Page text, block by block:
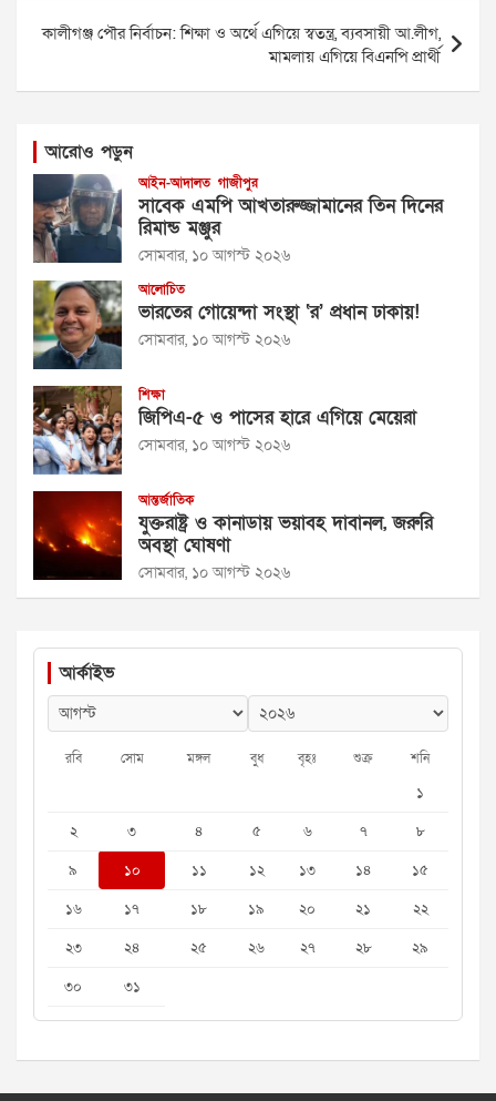
কালীগঞ্জ পৌর নির্বাচন: শিক্ষা ও অর্থে এগিয়ে স্বতন্ত্র, ব্যবসায়ী আ.লীগ,
মামলায় এগিয়ে বিএনপি প্রার্থী
আরোও পড়ুন
আইন-আদালত গাজীপুর
সাবেক এমপি আখতারুজ্জামানের তিন দিনের
রিমান্ড মঞ্জুর
সোমবার, ১০ আগস্ট ২০২৬
আলোচিত
ভারতের গোয়েন্দা সংস্থা ‘র’ প্রধান ঢাকায়!
সোমবার, ১০ আগস্ট ২০২৬
শিক্ষা
জিপিএ-৫ ও পাসের হারে এগিয়ে মেয়েরা
সোমবার, ১০ আগস্ট ২০২৬
আন্তর্জাতিক
যুক্তরাষ্ট্র ও কানাডায় ভয়াবহ দাবানল, জরুরি
অবস্থা ঘোষণা
সোমবার, ১০ আগস্ট ২০২৬
আর্কাইভ
রবি সোম মঙ্গল বুধ বৃহঃ শুক্র শনি
১
২
৩ ৪ ৫ ৬ ৭
৮
৯
১০ ১১ ১২ ১৩ ১৪
১৫
১৬
১৭ ১৮ ১৯ ২০ ২১
২২
২৩
২৪ ২৫ ২৬ ২৭ ২৮
২৯
৩০
৩১